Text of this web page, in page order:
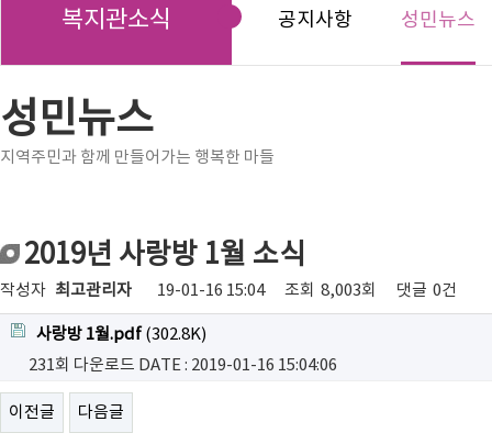
복지관소식 공지사항 성민뉴스
성민뉴스
지역주민과 함께 만들어가는 행복한 마들
2019년 사랑방 1월 소식
작성자 최고관리자 19-01-16 15:04 조회 8,003회 댓글 0건
사랑방 1월.pdf (302.8K)
231회 다운로드 DATE : 2019-01-16 15:04:06
이전글 다음글